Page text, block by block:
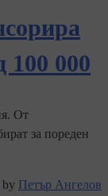
100 000
От
за пореден
by Петър Ангелов